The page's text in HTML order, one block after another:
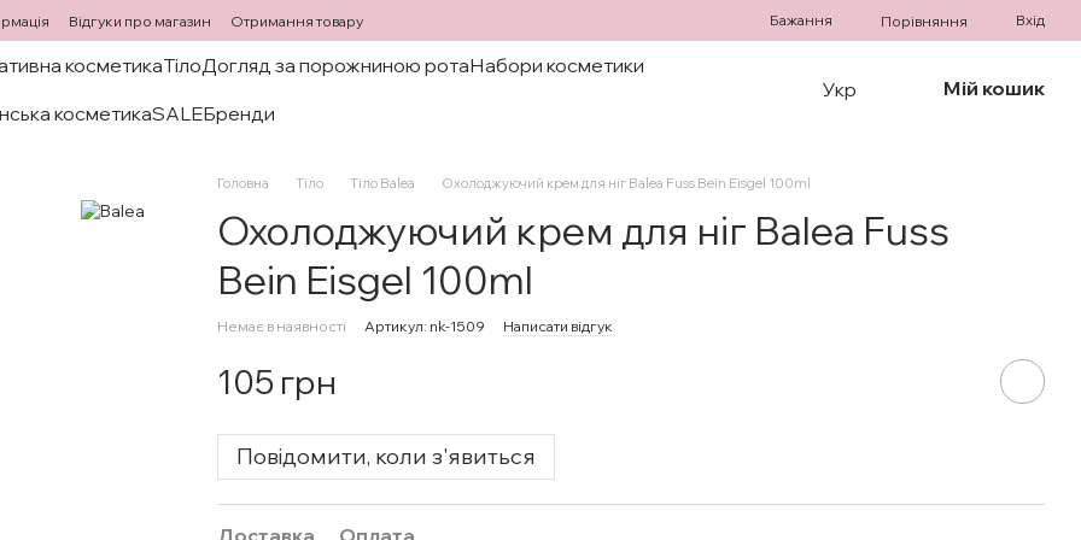
Відгуки про магазин Отримання товару Бажання Порівняння Вхід
косметикаТілоДогляд за порожниною ротаНабори косметики
косметикаSALEБренди
Укр Мій кошик
Головна Тіло Тіло Balea Охолоджуючий крем для ніг Balea Fuss Bein Eisgel 100ml
Охолоджуючий крем для ніг Balea Fuss
Bein Eisgel 100ml
Немає в наявності Артикул: nk-1509 Написати відгук
105 грн
Повідомити, коли з'явиться
Доставка Оплата